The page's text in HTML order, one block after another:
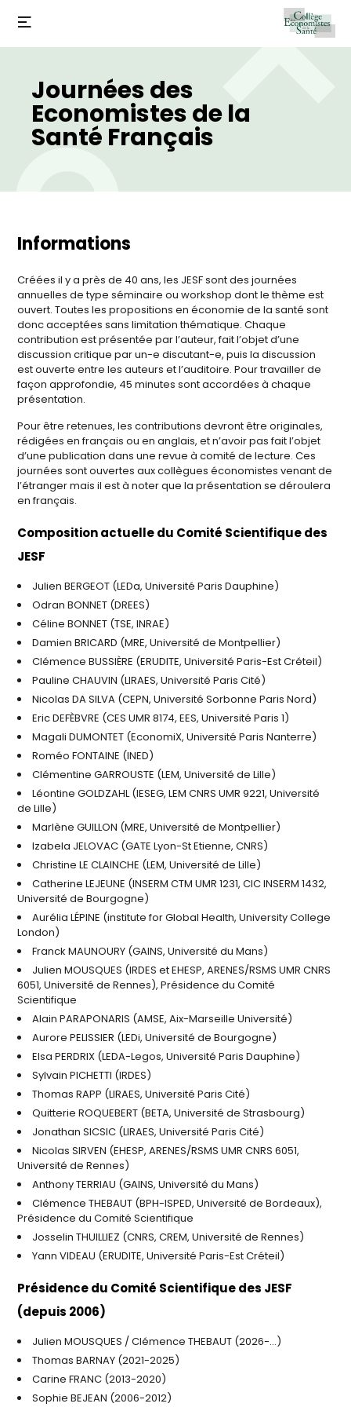
Journées des
Economistes de la
Santé Français
Informations
Créées il y a près de 40 ans, les JESF sont des journées
annuelles de type séminaire ou workshop dont le thème est
ouvert. Toutes les propositions en économie de la santé sont
donc acceptées sans limitation thématique. Chaque
contribution est présentée par l’auteur, fait l’objet d’une
discussion critique par un-e discutant-e, puis la discussion
est ouverte entre les auteurs et l’auditoire. Pour travailler de
façon approfondie, 45 minutes sont accordées à chaque
présentation.
Pour être retenues, les contributions devront être originales,
rédigées en français ou en anglais, et n’avoir pas fait l’objet
d’une publication dans une revue à comité de lecture. Ces
journées sont ouvertes aux collègues économistes venant de
l’étranger mais il est à noter que la présentation se déroulera
en français.
Composition actuelle du Comité Scientifique des
JESF
Julien BERGEOT (LEDa, Université Paris Dauphine)
Odran BONNET (DREES)
Céline BONNET (TSE, INRAE)
Damien BRICARD (MRE, Université de Montpellier)
Clémence BUSSIÈRE (ERUDITE, Université Paris-Est Créteil)
Pauline CHAUVIN (LIRAES, Université Paris Cité)
Nicolas DA SILVA (CEPN, Université Sorbonne Paris Nord)
Eric DEFÈBVRE (CES UMR 8174, EES, Université Paris 1)
Magali DUMONTET (EconomiX, Université Paris Nanterre)
Roméo FONTAINE (INED)
Clémentine GARROUSTE (LEM, Université de Lille)
Léontine GOLDZAHL (IESEG, LEM CNRS UMR 9221, Université
de Lille)
Marlène GUILLON (MRE, Université de Montpellier)
Izabela JELOVAC (GATE Lyon-St Etienne, CNRS)
Christine LE CLAINCHE (LEM, Université de Lille)
Catherine LEJEUNE (INSERM CTM UMR 1231, CIC INSERM 1432,
Université de Bourgogne)
Aurélia LÉPINE (institute for Global Health, University College
London)
Franck MAUNOURY (GAINS, Université du Mans)
Julien MOUSQUES (IRDES et EHESP, ARENES/RSMS UMR CNRS
6051, Université de Rennes), Présidence du Comité
Scientifique
Alain PARAPONARIS (AMSE, Aix-Marseille Université)
Aurore PELISSIER (LEDi, Université de Bourgogne)
Elsa PERDRIX (LEDA-Legos, Université Paris Dauphine)
Sylvain PICHETTI (IRDES)
Thomas RAPP (LIRAES, Université Paris Cité)
Quitterie ROQUEBERT (BETA, Université de Strasbourg)
Jonathan SICSIC (LIRAES, Université Paris Cité)
Nicolas SIRVEN (EHESP, ARENES/RSMS UMR CNRS 6051,
Université de Rennes)
Anthony TERRIAU (GAINS, Université du Mans)
Clémence THEBAUT (BPH-ISPED, Université de Bordeaux),
Présidence du Comité Scientifique
Josselin THUILLIEZ (CNRS, CREM, Université de Rennes)
Yann VIDEAU (ERUDITE, Université Paris-Est Créteil)
Présidence du Comité Scientifique des JESF
(depuis 2006)
Julien MOUSQUES / Clémence THEBAUT (2026-…)
Thomas BARNAY (2021-2025)
Carine FRANC (2013-2020)
Sophie BEJEAN (2006-2012)